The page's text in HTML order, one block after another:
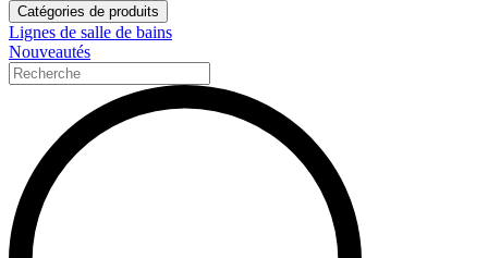
Catégories de produits
Lignes de salle de bains
Nouveautés